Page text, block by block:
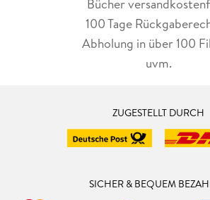
Bücher
100 Tage
Abholung in über 100
uvm.
ZUGESTELLT DURCH
SICHER & BEQUEM